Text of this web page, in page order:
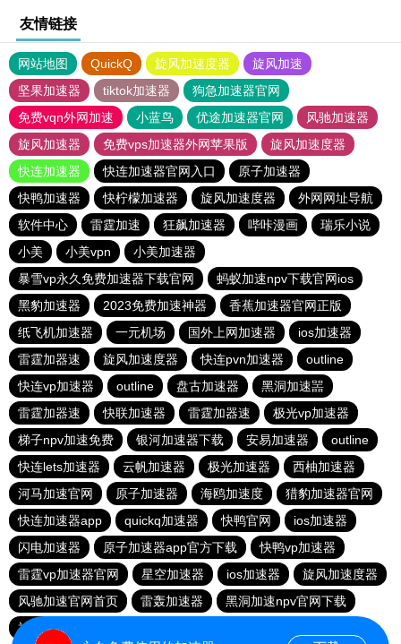
友情链接
网站地图 QuickQ 旋风加速度器
旋风加速
坚果加速器
tiktok加速器
狗急加速器官网
免费vqn外网加速
小蓝鸟 优途加速器官网
风驰加速器
旋风加速器
免费vps加速器外网苹果版
旋风加速度器
快连加速器
快连加速器官网入口
原子加速器
快鸭加速器
快柠檬加速器 旋风加速度器
外网网址导航
软件中心
雷霆加速 狂飙加速器 哔咔漫画
瑞乐小说
小美
小美vpn
小美加速器
暴雪vp永久免费加速器下载官网
蚂蚁加速npv下载官网ios
黑豹加速器
2023免费加速神器
香蕉加速器官网正版
纸飞机加速器
一元机场 国外上网加速器
ios加速器
雷霆加器速
旋风加速度器 快连pvn加速器
outline
快连vp加速器
outline 盘古加速器
黑洞加速噐
雷霆加器速
快联加速器 雷霆加器速
极光vp加速器
梯子npv加速免费
银河加速器下载 安易加速器
outline
快连lets加速器
云帆加速器 极光加速器
西柚加速器
河马加速官网
原子加速器 海鸥加速度
猎豹加速器官网
快连加速器app
quickq加速器 快鸭官网
ios加速器
闪电加速器
原子加速器app官方下载
快鸭vp加速器
雷霆vp加速器官网
星空加速器 ios加速器
旋风加速度器
风驰加速官网首页
雷轰加速器
黑洞加速npv官网下载
神灯vp加速器官网